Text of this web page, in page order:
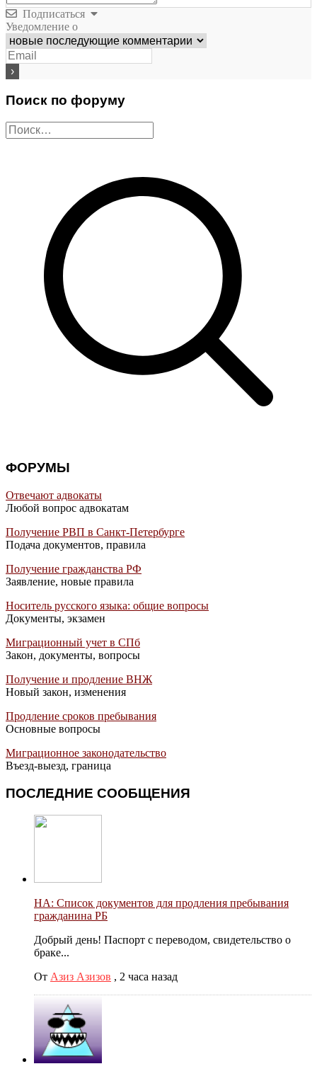
Подписаться
Уведомление о
Поиск по форуму
ФОРУМЫ
Отвечают адвокаты
Любой вопрос адвокатам
Получение РВП в Санкт-Петербурге
Подача документов, правила
Получение гражданства РФ
Заявление, новые правила
Носитель русского языка: общие вопросы
Документы, экзамен
Миграционный учет в СПб
Закон, документы, вопросы
Получение и продление ВНЖ
Новый закон, изменения
Продление сроков пребывания
Основные вопросы
Миграционное законодательство
Въезд-выезд, граница
ПОСЛЕДНИЕ СООБЩЕНИЯ
НА: Список документов для продления пребывания
гражданина РБ
Добрый день! Паспорт с переводом, свидетельство о
браке...
От Азиз Азизов , 2 часа назад